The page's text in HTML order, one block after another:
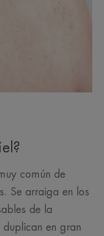
común de
Se arraiga en los
de la
duplican en gran